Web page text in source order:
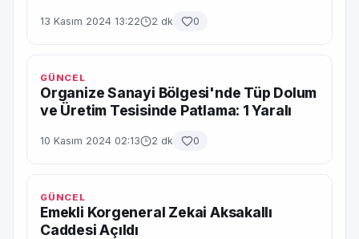
13 Kasım 2024 13:22 2 dk 0
GÜNCEL
Organize Sanayi Bölgesi'nde Tüp Dolum
ve Üretim Tesisinde Patlama: 1 Yaralı
10 Kasım 2024 02:13 2 dk 0
GÜNCEL
Emekli Korgeneral Zekai Aksakallı
Caddesi Açıldı